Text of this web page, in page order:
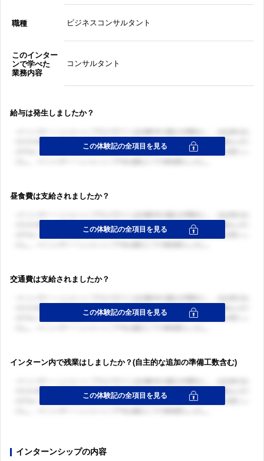
職種 ビジネスコンサルタント
このインター
ンで学べた
業務内容
コンサルタント
給与は発生しましたか？
昼食費は支給されましたか？
交通費は支給されましたか？
インターン内で残業はしましたか？(自主的な追加の準備工数含む)
インターンシップの内容